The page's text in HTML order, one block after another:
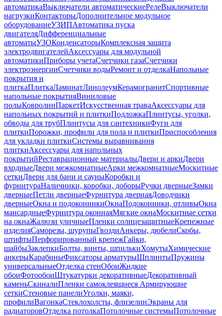
автоматикаВыключатели автоматическиеРелеВыключатели
нагрузкиКонтакторыДополнительное модульное
оборудованиеУЗИПАвтоматика пуска
двигателяДифференциальные
автоматыУЗОКонденсаторыКомплексная защита
электродвигателейАксессуары для модульной
автоматикиПриборы учетаСчетчики газаСчетчики
электроэнергииСчетчики водыРемонт и отделкаНапольные
покрытия и
плиткаПлиткаЛаминатЛинолеумКерамогранитСпортивные
напольные покрытияВиниловые
полыКовролинПаркетИскусственная траваАксессуары для
напольных покрытий и плиткиПодложкаПлинтусы, уголки,
обводы для трубПлинтусы для сантехникиФуги для
плиткиПорожки, профили для пола и плиткиПриспособления
для укладки плиткиСистемы выравнивания
плиткиАксессуары для напольных
покрытийРеставрационные материалыДвери и аркиДвери
входныеДвери межкомнатныеАрки межкомнатныеМоскитные
сеткиДвери для бани и сауныКоробки и
фурнитураНаличники, коробки, доборыРучки дверныеЗамки
дверныеПетли дверныеФурнитура двернаяДоводчики
дверныеОкна и подоконникиОкнаПодоконники, отливыОкна
мансардныеФурнитура оконнаяМягкие окнаМоскитные сетки
на окнаЖалюзи уличныеПленки солнцезащитныеКрепежные
изделияСаморезы, шурупыГвоздиАнкеры, дюбелиСкобы,
штифтыПерфорированный крепежГайки,
шайбыЗаклепкиБолты, винты, шпилькиХомутыХимические
анкерыКарабиныФиксаторы арматурыШплинтыПружины
универсальныеОтделка стенОбоиЖидкие
обоиФотообоиШтукатурки декоративныеДекоративный
каменьСкиналиПленки самоклеящиеся Армирующие
сеткиСтеновые панелиУголки, маяки,
профилиВагонкаСтеклохолсты, флизелинЭкраны для
радиаторовОтделка потолкаПотолочные системыПотолочные